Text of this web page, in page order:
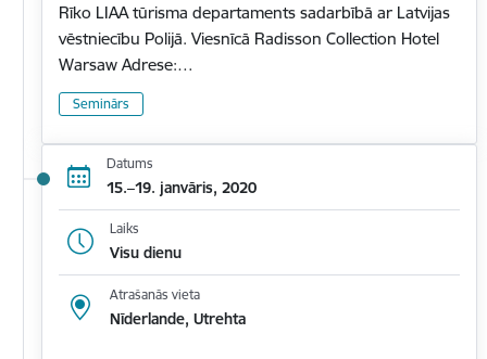
Rīko LIAA tūrisma departaments sadarbībā ar Latvijas
vēstniecību Polijā. Viesnīcā Radisson Collection Hotel
Warsaw Adrese:…
Seminārs
Datums
15.–19. janvāris, 2020
Laiks
Visu dienu
Atrašanās vieta
Nīderlande, Utrehta